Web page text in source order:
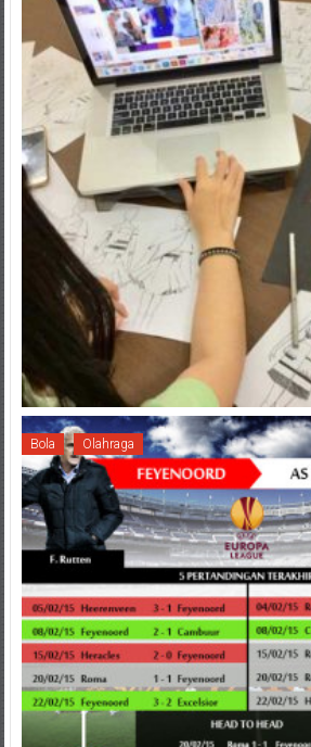
Bola Olahraga